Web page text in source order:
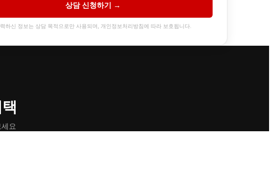
거부 권리
상담 신청하기 →
하신 정보는 상담 목적으로만 사용되며, 개인정보처리방침에 따라 보호됩니다.
요